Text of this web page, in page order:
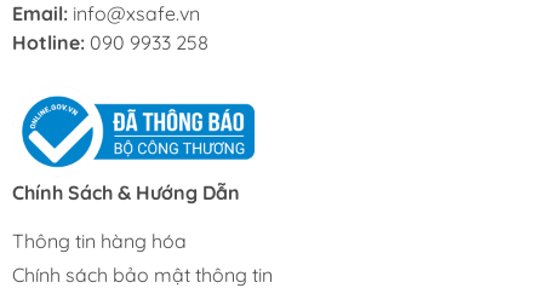
Email: info@xsafe.vn
Hotline: 090 9933 258
Chính Sách & Hướng Dẫn
Thông tin hàng hóa
Chính sách bảo mật thông tin